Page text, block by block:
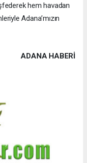
hem havadan
Adana’mızın
ADANA HABERİ